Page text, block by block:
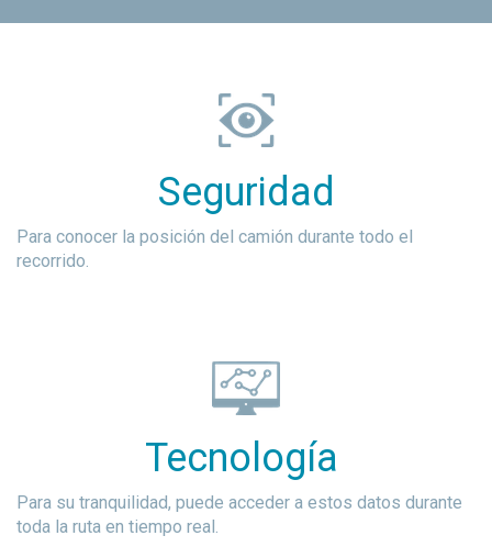
Seguridad
Para conocer la posición del camión durante todo el
recorrido.
Tecnología
Para su tranquilidad, puede acceder a estos datos durante
toda la ruta en tiempo real.